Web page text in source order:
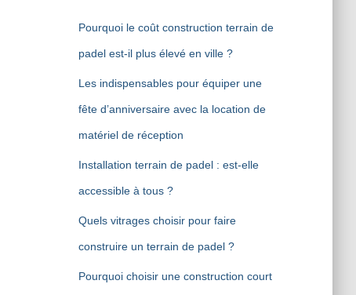
Pourquoi le coût construction terrain de
padel est-il plus élevé en ville ?
Les indispensables pour équiper une
fête d’anniversaire avec la location de
matériel de réception
Installation terrain de padel : est-elle
accessible à tous ?
Quels vitrages choisir pour faire
construire un terrain de padel ?
Pourquoi choisir une construction court